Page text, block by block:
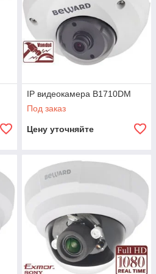
IP видеокамера B1710DM
Под заказ
Цену уточняйте